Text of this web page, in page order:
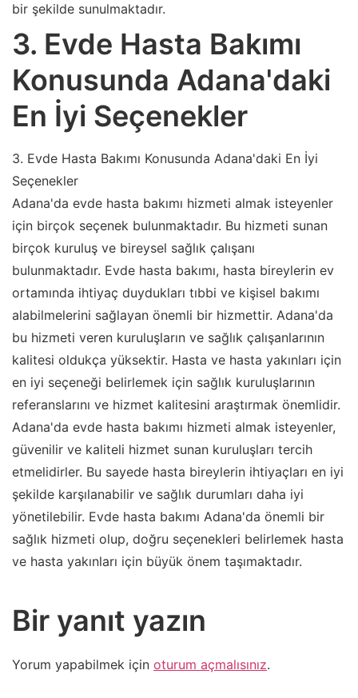
bir şekilde sunulmaktadır.
3. Evde Hasta Bakımı
Konusunda Adana'daki
En İyi Seçenekler
3. Evde Hasta Bakımı Konusunda Adana'daki En İyi
Seçenekler
Adana'da evde hasta bakımı hizmeti almak isteyenler
için birçok seçenek bulunmaktadır. Bu hizmeti sunan
birçok kuruluş ve bireysel sağlık çalışanı
bulunmaktadır. Evde hasta bakımı, hasta bireylerin ev
ortamında ihtiyaç duydukları tıbbi ve kişisel bakımı
alabilmelerini sağlayan önemli bir hizmettir. Adana'da
bu hizmeti veren kuruluşların ve sağlık çalışanlarının
kalitesi oldukça yüksektir. Hasta ve hasta yakınları için
en iyi seçeneği belirlemek için sağlık kuruluşlarının
referanslarını ve hizmet kalitesini araştırmak önemlidir.
Adana'da evde hasta bakımı hizmeti almak isteyenler,
güvenilir ve kaliteli hizmet sunan kuruluşları tercih
etmelidirler. Bu sayede hasta bireylerin ihtiyaçları en iyi
şekilde karşılanabilir ve sağlık durumları daha iyi
yönetilebilir. Evde hasta bakımı Adana'da önemli bir
sağlık hizmeti olup, doğru seçenekleri belirlemek hasta
ve hasta yakınları için büyük önem taşımaktadır.
Bir yanıt yazın
Yorum yapabilmek için oturum açmalısınız.